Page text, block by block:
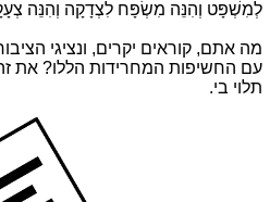
לְמִשְׁפָּט וְהִנֵּה מִשְׂפָּח לִצְדָקָה וְהִנֵּה
מה אתם, קוראים יקרים, ונציגי
עם החשיפות המחרידות הללו? את
תלוי בי.